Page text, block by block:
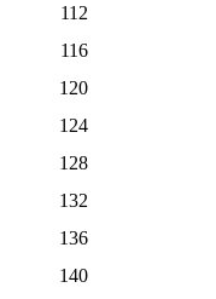
112
116
120
124
128
132
136
140